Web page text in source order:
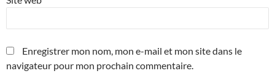
Enregistrer mon nom, mon e-mail et mon site dans le
navigateur pour mon prochain commentaire.